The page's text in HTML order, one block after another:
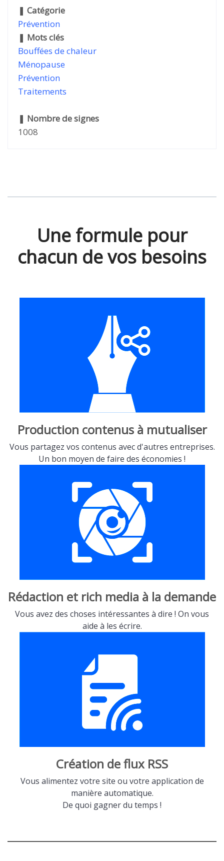
❚ Catégorie
Prévention
❚ Mots clés
Bouffées de chaleur
Ménopause
Prévention
Traitements
❚ Nombre de signes
1008
Une formule pour
chacun de vos besoins
Production contenus à mutualiser
Vous partagez vos contenus avec d'autres entreprises.
Un bon moyen de faire des économies !
Rédaction et rich media à la demande
Vous avez des choses intéressantes à dire ! On vous
aide à les écrire.
Création de flux RSS
Vous alimentez votre site ou votre application de
manière automatique.
De quoi gagner du temps !